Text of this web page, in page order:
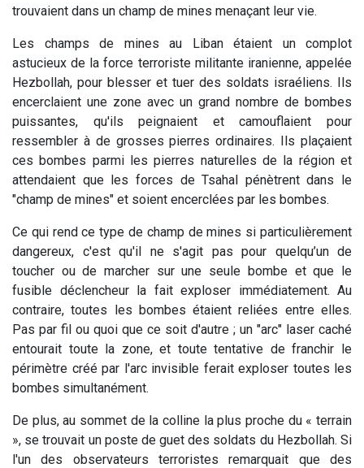
trouvaient dans un champ de mines menaçant leur vie.
Les champs de mines au Liban étaient un complot
astucieux de la force terroriste militante iranienne, appelée
Hezbollah, pour blesser et tuer des soldats israéliens. Ils
encerclaient une zone avec un grand nombre de bombes
puissantes, qu'ils peignaient et camouflaient pour
ressembler à de grosses pierres ordinaires. Ils plaçaient
ces bombes parmi les pierres naturelles de la région et
attendaient que les forces de Tsahal pénètrent dans le
"champ de mines" et soient encerclées par les bombes.
Ce qui rend ce type de champ de mines si particulièrement
dangereux, c'est qu'il ne s'agit pas pour quelqu’un de
toucher ou de marcher sur une seule bombe et que le
fusible déclencheur la fait exploser immédiatement. Au
contraire, toutes les bombes étaient reliées entre elles.
Pas par fil ou quoi que ce soit d'autre ; un "arc" laser caché
entourait toute la zone, et toute tentative de franchir le
périmètre créé par l'arc invisible ferait exploser toutes les
bombes simultanément.
De plus, au sommet de la colline la plus proche du « terrain
», se trouvait un poste de guet des soldats du Hezbollah. Si
l'un des observateurs terroristes remarquait que des